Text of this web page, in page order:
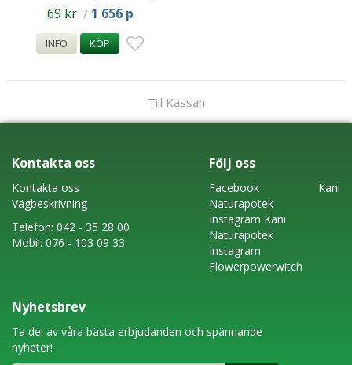
69 kr / 1 656 p
INFO KÖP
Till Kassan
Kontakta oss
Kontakta oss
Vägbeskrivning
Telefon: 042 - 35 28 00
Mobil: 076 - 103 09 33
Följ oss
FacebookKani
Naturapotek
Instagram Kani
Naturapotek
Instagram
Flowerpowerwitch
Nyhetsbrev
Ta del av våra bästa erbjudanden och spännande
nyheter!